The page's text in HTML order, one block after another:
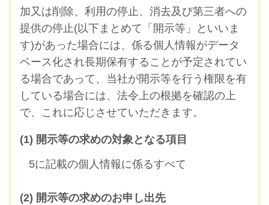
加又は削除、利用の停止、消去及び第三者への
提供の停止(以下まとめて「開示等」といいま
す)があった場合には、係る個人情報がデータ
ベース化され長期保有することが予定されてい
る場合であって、当社が開示等を行う権限を有
している場合には、法令上の根拠を確認の上
で、これに応じさせていただきます。
(1) 開示等の求めの対象となる項目
5に記載の個人情報に係るすべて
(2) 開示等の求めのお申し出先